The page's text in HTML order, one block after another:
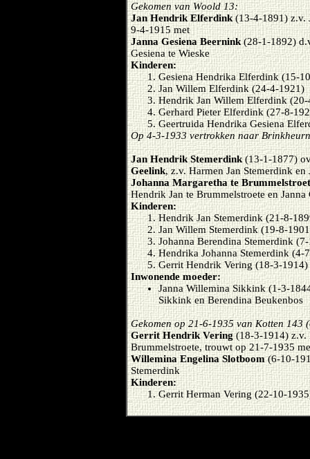
Gekomen van Woold 13:
Jan Hendrik Elferdink(13-4-1891) z.v.
9-4-1915 met
Janna Gesiena Beernink (28-1-1892)
Gesiena te Wieske
Kinderen:
Gesiena Hendrika Elferdink (15-
Jan Willem Elferdink (24-4-1921)
Hendrik Jan Willem Elferdink
Gerhard Pieter Elferdink (27-8-
Geertruida Hendrika Gesiena
Op 4-3-1933 vertrokken naar
Jan Hendrik Stemerdink(13-1-1877)
Geelink, z.v. Harmen Jan Stemerdink
Johanna Margaretha te
Hendrik Jan te Brummelstroete en
Kinderen:
Hendrik Jan Stemerdink (21-8-
Jan Willem Stemerdink (19-8-
Johanna Berendina Stemerdink
Hendrika Johanna Stemerdink (4-
Gerrit Hendrik Vering (18-3-
Inwonende moeder:
Janna Willemina Sikkink (1-3-
Sikkink en Berendina Beukenbos
Gekomen op 21-6-1935 van Kotten 143
Gerrit Hendrik Vering(18-3-1914) z.v.
Brummelstroete, trouwt op 21-7-1935
Willemina Engelina Slotboom(6-10-
Stemerdink
Kinderen:
Gerrit Herman Vering (22-10-